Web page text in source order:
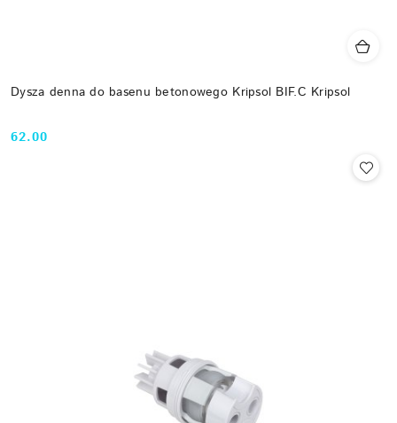
Dysza denna do basenu betonowego Kripsol BIF.C Kripsol
Cena:
62.00